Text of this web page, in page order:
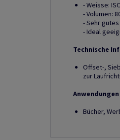
- Weisse:
- Volumen:
- Sehr
- Ideal
Technische
Offset-,
zur
Anwendungen
Bücher,